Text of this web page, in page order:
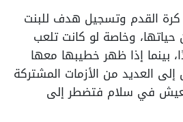
القدم وتسجيل هدف للبنت
وخاصة لو كانت تلعب
بينما إذا ظهر خطيبها معها
العديد من الأزمات المشتركة
في سلام فتضطر إلى